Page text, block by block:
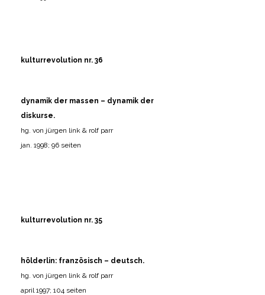
kulturrevolution nr. 36
dynamik der massen – dynamik der
diskurse.
hg. von jürgen link & rolf parr
jan. 1998; 96 seiten
kulturrevolution nr. 35
hölderlin: französisch – deutsch.
hg. von jürgen link & rolf parr
april 1997; 104 seiten